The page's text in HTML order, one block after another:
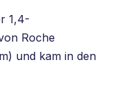
1,4-
Roche
und kam in den